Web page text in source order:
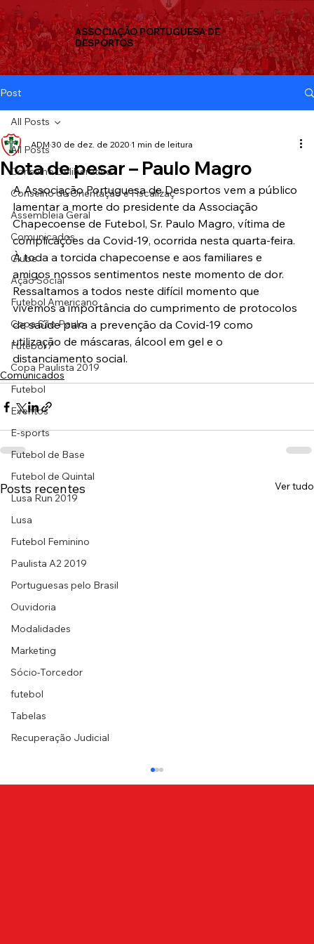
ASSOCIAÇÃO PORTUGUESA DE
DESPORTOS
Post
All Posts
Conselho Deliberativo
Conselho de Orientação e Fiscalizaç
Assembleia Geral
Comunicados
Clube
Ação Social
Futebol Americano
Copa São Paulo
Futebol 7
Copa Paulista 2019
Futebol
Eventos
E-sports
Futebol de Base
Futebol de Quintal
Lusa Run 2019
Lusa
Futebol Feminino
Paulista A2 2019
Portuguesas pelo Brasil
Ouvidoria
Modalidades
Marketing
Sócio-Torcedor
futebol
Tabelas
Recuperação Judicial
All Posts
Nota de pesar – Paulo Magro
ADM 30 de dez. de 2020 1 min de leitura
A Associação Portuguesa de Desportos vem a público
lamentar a morte do presidente da Associação
Chapecoense de Futebol, Sr. Paulo Magro, vítima de
complicações da Covid-19, ocorrida nesta quarta-feira.
À toda a torcida chapecoense e aos familiares e
amigos nossos sentimentos neste momento de dor.
Ressaltamos a todos neste difícil momento que
vivemos a importância do cumprimento de protocolos
de saúde para a prevenção da Covid-19 como
utilização de máscaras, álcool em gel e o
distanciamento social.
Comunicados
Posts recentes Ver tudo